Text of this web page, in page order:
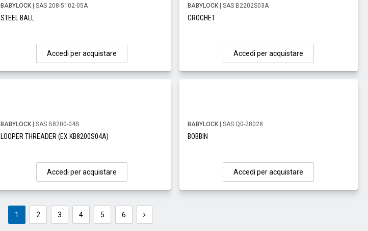
BABYLOCK | SAS 208-5102-05A
STEEL BALL
Accedi per acquistare
BABYLOCK| SAS B2202S03A
CROCHET
Accedi per acquistare
BABYLOCK | SAS B8200-04B
LOOPER THREADER (EX KB8200S04A)
Accedi per acquistare
BABYLOCK| SAS Q0-28028
BOBBIN
Accedi per acquistare
1 2 3 4 5 6